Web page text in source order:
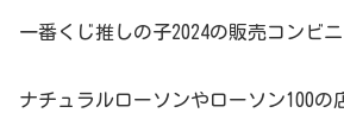
一番くじ推しの子2024の販売コンビ
ナチュラルローソンやローソン100の